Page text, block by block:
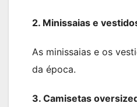
2. Minissaias e
As minissaias e os
da época.
3. Camisetas